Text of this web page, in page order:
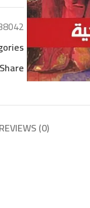
Share:
REVIEWS (0)